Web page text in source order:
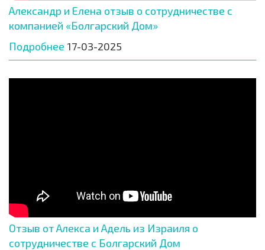
Александр и Елена отзыв о сотрудничестве с
компанией «Болгарский Дом»
Подробнее 17-03-2025
Отзыв от Алекса и Адель из Израиля о
сотрудничестве с Болгарский Дом